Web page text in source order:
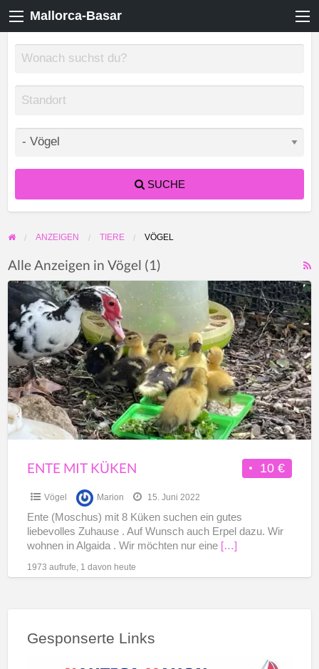
Mallorca-Basar
SUCHE
ANZEIGEN TIERE VÖGEL
Alle Anzeigen in Vögel (1)
Ente
mit
Küken
10 €
ENTE MIT KÜKEN
Vögel Marion 15. Juni 2022
Ente (Moschus) mit 8 Küken suchen ein gutes
liebevolles Zuhause . Auf Wunsch auch Erpel dazu. Wir
wohnen in Algaida . Wir möchten nur eine […]
1973 aufrufe, 1 davon heute
Gesponserte Links